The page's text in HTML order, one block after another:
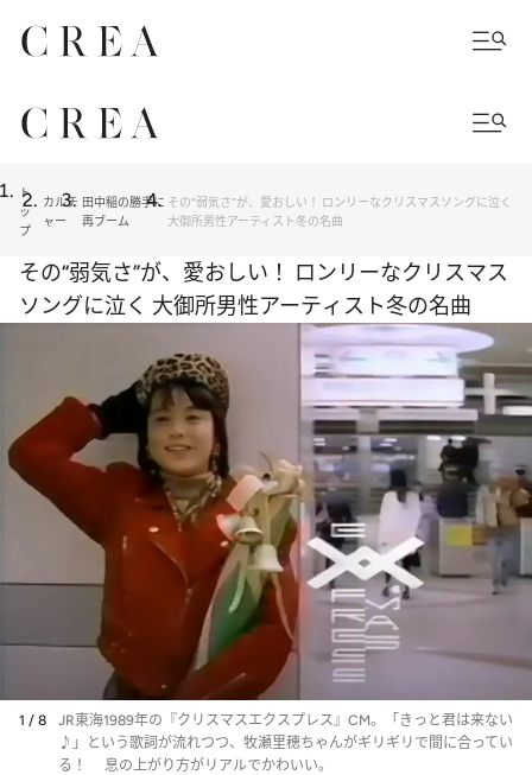
ト
ッ
プ
カルチ
ャー
田中稲の勝手に
再ブーム
その“弱気さ”が、愛おしい！ ロンリーなクリスマスソングに泣く
大御所男性アーティスト冬の名曲
その“弱気さ”が、愛おしい！ ロンリーなクリスマス
ソングに泣く 大御所男性アーティスト冬の名曲
1 / 8
JR東海1989年の『クリスマスエクスプレス』CM。「きっと君は来ない
♪」という歌詞が流れつつ、牧瀬里穂ちゃんがギリギリで間に合ってい
る！ 息の上がり方がリアルでかわいい。